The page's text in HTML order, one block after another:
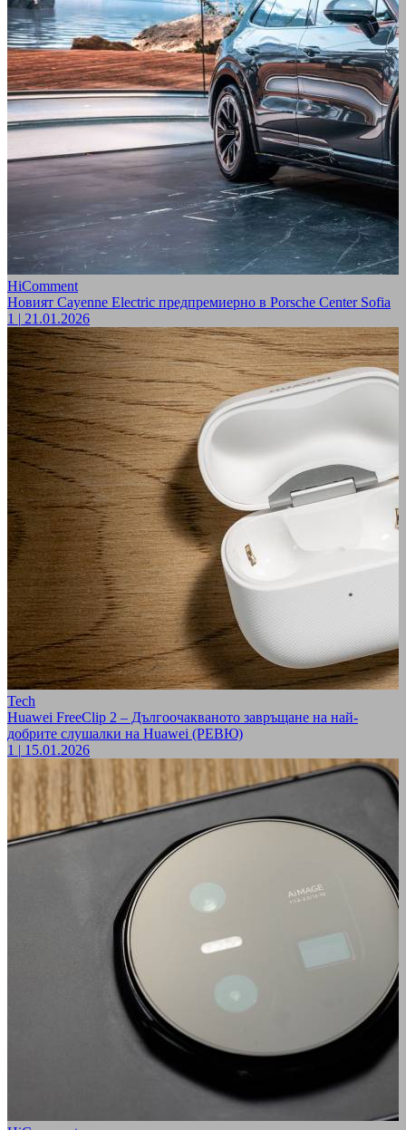
HiComment
Новият Cayenne Electric предпремиерно в Porsche Center Sofia
1 | 21.01.2026
Tech
Huawei FreeClip 2 – Дългоочакваното завръщане на най-
добрите слушалки на Huawei (РЕВЮ)
1 | 15.01.2026